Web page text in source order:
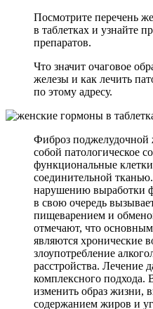
Посмотрите перечень
в таблетках и узнайте
препаратов.
Что значит очаговое
железы и как лечить
по этому адресу.
Фиброз поджелудочной
собой патологическое
функциональные
соединительной
нарушению выработки
в свою очередь
пищеварением и
отмечают, что
являются хронические
злоупотребление
расстройства. Лечение
комплексного подхода.
изменить образ жизни,
содержанием жиров и